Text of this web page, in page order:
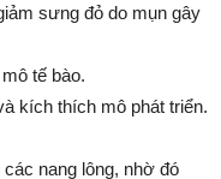
sưng đỏ do mụn gây
tế bào.
kích thích mô phát triển.
nang lông, nhờ đó